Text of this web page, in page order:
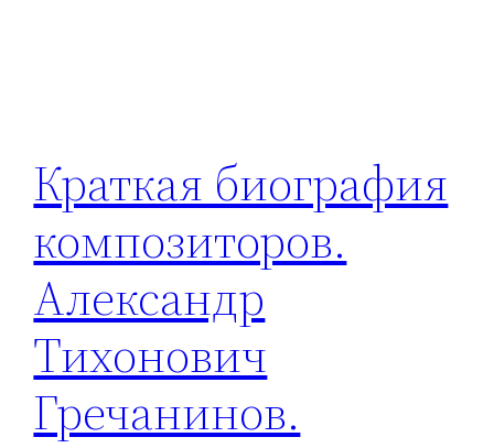
Краткая биография
композиторов.
Александр
Тихонович
Гречанинов.